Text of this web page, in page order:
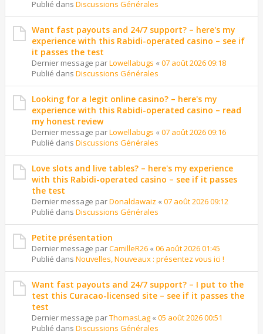
Publié dans Discussions Générales
Want fast payouts and 24/7 support? – here's my
experience with this Rabidi-operated casino – see if
it passes the test
Dernier message parLowellabugs « 07 août 2026 09:18
Publié dans Discussions Générales
Looking for a legit online casino? – here's my
experience with this Rabidi-operated casino – read
my honest review
Dernier message parLowellabugs « 07 août 2026 09:16
Publié dans Discussions Générales
Love slots and live tables? – here's my experience
with this Rabidi-operated casino – see if it passes
the test
Dernier message parDonaldawaiz « 07 août 2026 09:12
Publié dans Discussions Générales
Petite présentation
Dernier message parCamilleR26 « 06 août 2026 01:45
Publié dans Nouvelles, Nouveaux : présentez vous ici !
Want fast payouts and 24/7 support? – I put to the
test this Curacao-licensed site – see if it passes the
test
Dernier message parThomasLag « 05 août 2026 00:51
Publié dans Discussions Générales